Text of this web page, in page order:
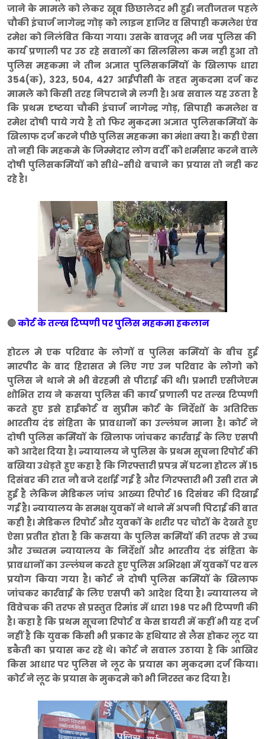
जाने के मामले को लेकर खूब छिछालेदर भी हुई। नतीजतन पहले
चौकी इंचार्ज नागेन्द्र गोड़ को लाइन हाजिर व सिपाही कमलेश एंव
रमेश को निलंबित किया गया। उसके बावजूद भी जब पुलिस की
कार्य प्रणाली पर उठ रहे सवालों का सिलसिला कम नही हुआ तो
पुलिस महकमा ने तीन अज्ञात पुलिसकर्मियों के खिलाफ धारा
354(क), 323, 504, 427 आईपीसी के तहत मुकदमा दर्ज कर
मामले को किसी तरह निपटाने मे लगी है। अब सवाल यह उठता है
कि प्रथम दृष्टया चौकी इंचार्ज नागेन्द्र गोड़, सिपाही कमलेश व
रमेश दोषी पाये गये है तो फिर मुकदमा अज्ञात पुलिसकर्मियों के
खिलाफ दर्ज करने पीछे पुलिस महकमा का मंशा क्या है। कही ऐसा
तो नही कि महकमे के जिम्मेदार लोग वर्दी को शर्मसार करने वाले
दोषी पुलिसकर्मियों को सीधे-सीधे बचाने का प्रयास तो नही कर
रहे है।
🔴कोर्ट के तल्ख टिप्पणी पर पुलिस महकमा हकलान
होटल मे एक परिवार के लोगों व पुलिस कर्मियों के बीच हुई
मारपीट के बाद हिरासत मे लिए गए उन परिवार के लोगो को
पुलिस ने थाने मे भी बेरहमी से पीटाई की थी। प्रभारी एसीजेएम
शोभित राय ने कसया पुलिस की कार्य प्रणाली पर तल्ख टिप्पणी
करते हुए इसे हाईकोर्ट व सुप्रीम कोर्ट के निर्देशों के अतिरिक्त
भारतीय दंड संहिता के प्रावधानों का उल्लंघन माना है। कोर्ट ने
दोषी पुलिस कर्मियों के खिलाफ जांचकर कार्रवाई के लिए एसपी
को आदेश दिया है। न्यायालय ने पुलिस के प्रथम सूचना रिपोर्ट की
बखिया उधेड़ते हुए कहा है कि गिरफ्तारी प्रपत्र में घटना होटल में 15
दिसंबर की रात नौ बजे दर्शाई गई है और गिरफ्तारी भी उसी रात मे
हुई है लेकिन मेडिकल जांच आख्या रिपोर्ट 16 दिसंबर की दिखाई
गई है। न्यायालय के समक्ष युवकों ने थाने में अपनी पिटाई की बात
कही है। मेडिकल रिपोर्ट और युवकों के शरीर पर चोटों के देखते हुए
ऐसा प्रतीत होता है कि कसया के पुलिस कर्मियों की तरफ से उच्च
और उच्चतम न्यायालय के निर्देशों और भारतीय दंड संहिता के
प्रावधानों का उल्लंघन करते हुए पुलिस अभिरक्षा में युवकों पर बल
प्रयोग किया गया है। कोर्ट ने दोषी पुलिस कर्मियों के खिलाफ
जांचकर कार्रवाई के लिए एसपी को आदेश दिया है। न्यायालय ने
विवेचक की तरफ से प्रस्तुत रिमांड में धारा 198 पर भी टिप्पणी की
है। कहा है कि प्रथम सूचना रिपोर्ट व केस डायरी में कहीं भी यह दर्ज
नहीं है कि युवक किसी भी प्रकार के हथियार से लैस होकर लूट या
डकैती का प्रयास कर रहे थे। कोर्ट ने सवाल उठाया है कि आखिर
किस आधार पर पुलिस ने लूट के प्रयास का मुकदमा दर्ज किया।
कोर्ट ने लूट के प्रयास के मुकदमे को भी निरस्त कर दिया है।